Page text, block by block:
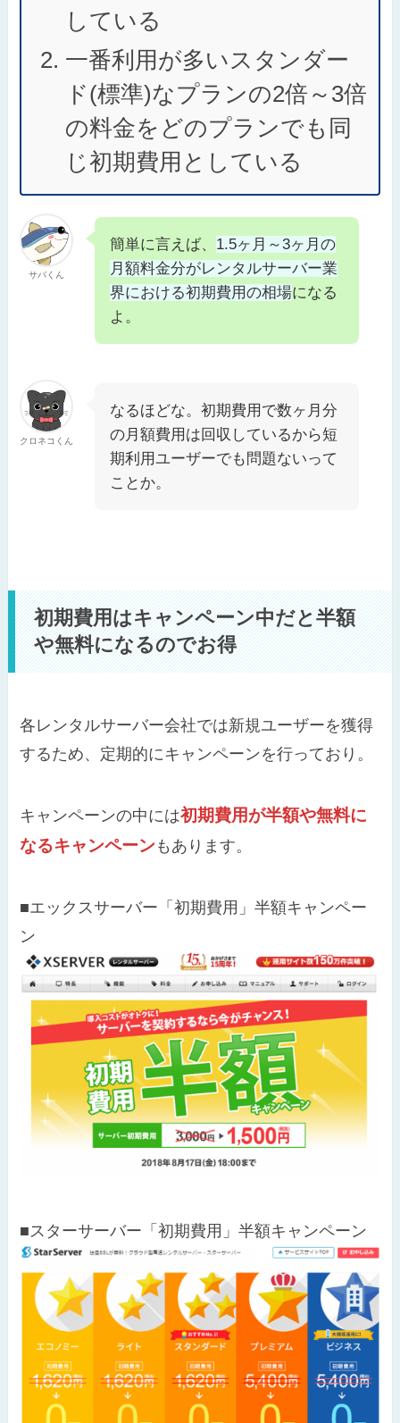
している
一番利用が多いスタンダー
ド(標準)なプランの2倍～3倍
の料金をどのプランでも同
じ初期費用としている
サバくん
簡単に言えば、 1.5ヶ月～3ヶ月の
月額料金分がレンタルサーバー業
界における初期費用の相場になる
よ。
クロネコくん
なるほどな。初期費用で数ヶ月分
の月額費用は回収しているから短
期利用ユーザーでも問題ないって
ことか。
初期費用はキャンペーン中だと半額
や無料になるのでお得
各レンタルサーバー会社では新規ユーザーを獲得
するため、定期的にキャンペーンを行っており。
キャンペーンの中には初期費用が半額や無料に
なるキャンペーン もあります。
■エックスサーバー「初期費用」半額キャンペー
ン
■スターサーバー「初期費用」半額キャンペーン